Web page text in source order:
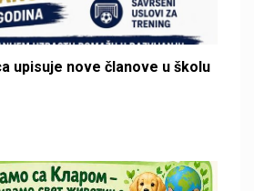
upisuje nove članove u školu